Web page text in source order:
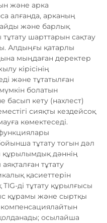
және арка
алғанда, арканың
және барлық
шарттарын сақтау
Алдыңғы қатарлы
мыңдаған деректер
кірісінің
және тұтатылған
болатын
басып кету (нахлест)
сияқты кездейсоқ
көмектеседі.
тұтату тогын дәл
құрылымдық дәннің
тұтату
қасиеттерін
ді тұтату құрылғысы
құрамы және сыртқы
осылайша